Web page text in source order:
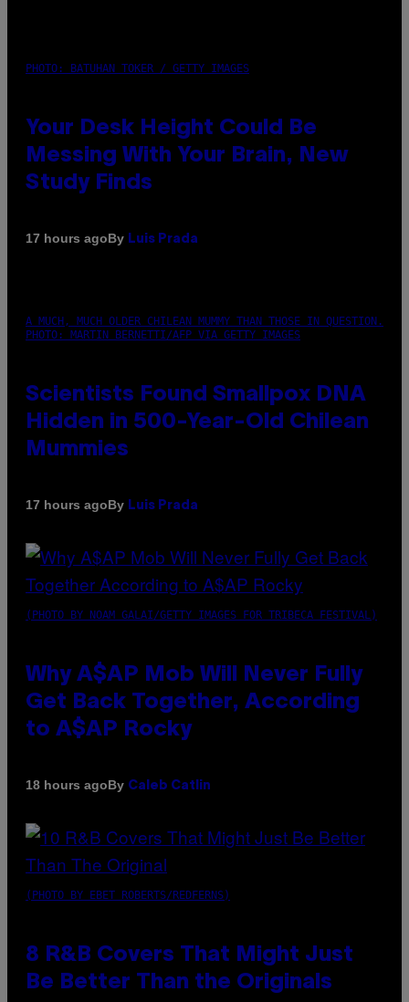
PHOTO: BATUHAN TOKER / GETTY IMAGES
Your Desk Height Could Be
Messing With Your Brain, New
Study Finds
17 hours agoBy Luis Prada
A MUCH, MUCH OLDER CHILEAN MUMMY THAN THOSE IN QUESTION.
PHOTO: MARTIN BERNETTI/AFP VIA GETTY IMAGES
Scientists Found Smallpox DNA
Hidden in 500-Year-Old Chilean
Mummies
17 hours agoBy Luis Prada
(PHOTO BY NOAM GALAI/GETTY IMAGES FOR TRIBECA FESTIVAL)
Why A$AP Mob Will Never Fully
Get Back Together, According
to A$AP Rocky
18 hours agoBy Caleb Catlin
(PHOTO BY EBET ROBERTS/REDFERNS)
8 R&B Covers That Might Just
Be Better Than the Originals